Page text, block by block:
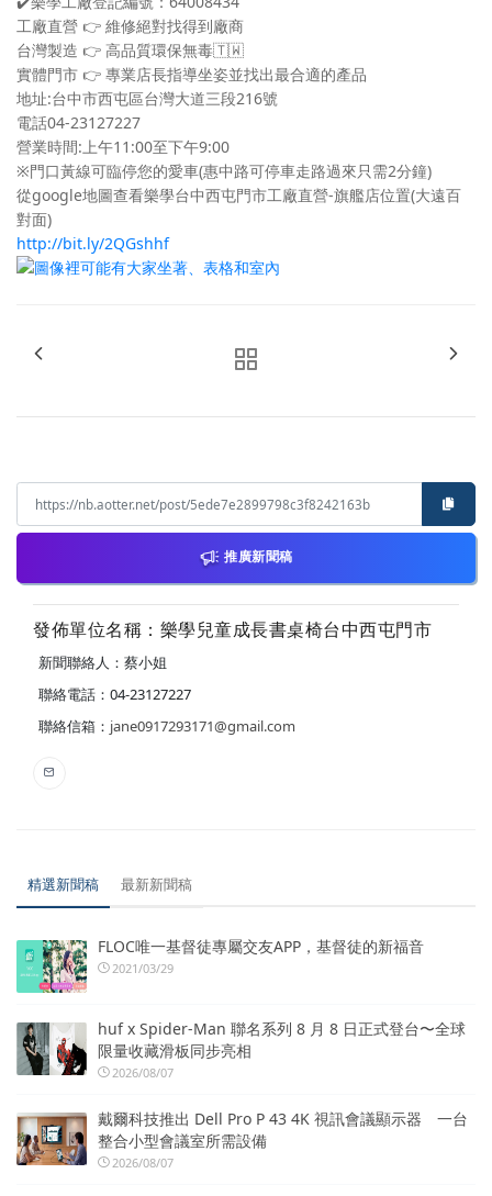
工廠直營 👉 維修絕對找得到廠商
台灣製造 👉 高品質環保無毒🇹🇼
實體門市 👉 專業店長指導坐姿並找出最合適的產品
地址:台中市西屯區台灣大道三段216號
電話04-23127227
營業時間:上午11:00至下午9:00
※門口黃線可臨停您的愛車(惠中路可停車走路過來只需2分鐘)
從google地圖查看樂學台中西屯門市工廠直營-旗艦店位置(大遠百
對面)
http://bit.ly/2QGshhf
推廣新聞稿
發佈單位名稱：樂學兒童成長書桌椅台中西屯門市
新聞聯絡人：蔡小姐
聯絡電話：04-23127227
聯絡信箱： jane0917293171@gmail.com
精選新聞稿 最新新聞稿
FLOC唯一基督徒專屬交友APP，基督徒的新福音
2021/03/29
huf x Spider-Man 聯名系列 8 月 8 日正式登台〜全球
限量收藏滑板同步亮相
2026/08/07
戴爾科技推出 Dell Pro P 43 4K 視訊會議顯示器 一台
整合小型會議室所需設備
2026/08/07